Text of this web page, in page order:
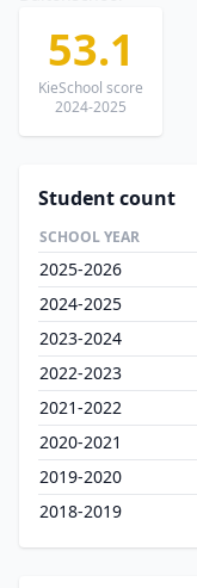
53.1
KieSchool score
2024-2025
Student count
SCHOOL YEAR
2025-2026
2024-2025
2023-2024
2022-2023
2021-2022
2020-2021
2019-2020
2018-2019